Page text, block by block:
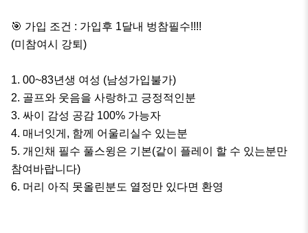
🎯 가입 조건 : 가입후 1달내 벙참필수!!!!
(미참여시 강퇴)
1. 00~83년생 여성 (남성가입불가)
2. 골프와 웃음을 사랑하고 긍정적인분
3. 싸이 감성 공감 100% 가능자
4. 매너잇게, 함께 어울리실수 있는분
5. 개인채 필수 풀스윙은 기본(같이 플레이 할 수 있는분만
참여바랍니다)
6. 머리 아직 못올린분도 열정만 있다면 환영